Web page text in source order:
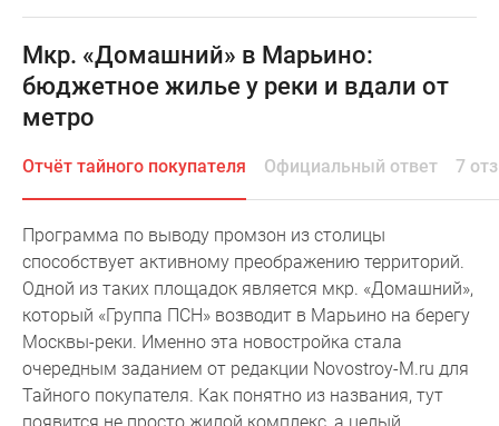
Готовые
новостройки
Новостройки
карте
предложения
Коммерческие
помещения
Продавцы
застройщики
Панорамы
новостроек
Видеообзор
новостроек
Мкр. «Домашний» в Марьино:
бюджетное жилье у реки и вдали от
метро
Отчёт тайного покупателя Официальный ответ 7
Программа по выводу промзон из столицы
способствует активному преображению территорий.
Одной из таких площадок является мкр. «Домашний»,
который «Группа ПСН» возводит в Марьино на берегу
Москвы-реки. Именно эта новостройка стала
очередным заданием от редакции Novostroy-M.ru для
Тайного покупателя. Как понятно из названия, тут